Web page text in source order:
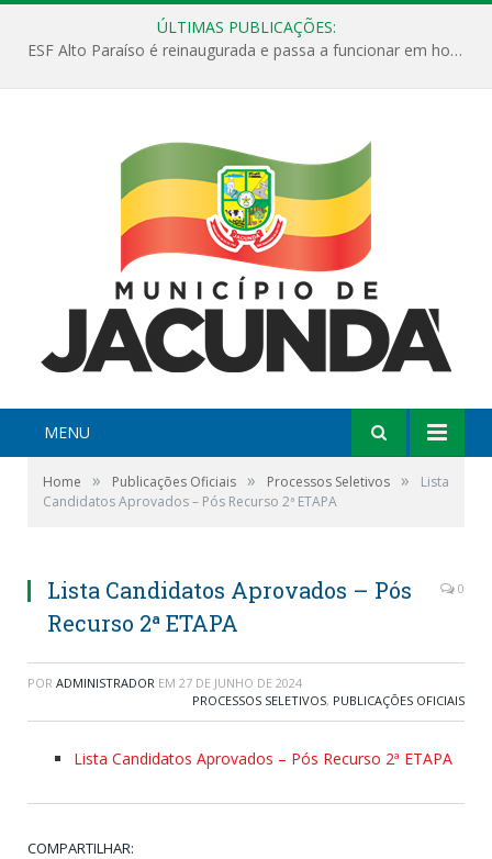
ÚLTIMAS PUBLICAÇÕES:
ESF Alto Paraíso é reinaugurada e passa a funcionar em horário estendido
MENU
Home » Publicações Oficiais » Processos Seletivos »
Lista
Candidatos Aprovados – Pós Recurso 2ª ETAPA
Lista Candidatos Aprovados – Pós
Recurso 2ª ETAPA
0
POR ADMINISTRADOR EM 27 DE JUNHO DE 2024
PROCESSOS SELETIVOS, PUBLICAÇÕES OFICIAIS
Lista Candidatos Aprovados – Pós Recurso 2ª ETAPA
COMPARTILHAR: